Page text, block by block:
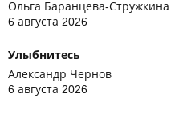
Ольга Баранцева-Стружкина
6 августа 2026
Улыбнитесь
Александр Чернов
6 августа 2026